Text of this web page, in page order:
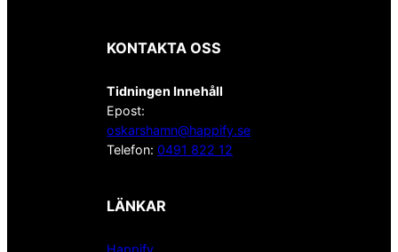
KONTAKTA OSS
Tidningen Innehåll
Epost:
oskarshamn@happify.se
Telefon: 0491 822 12
LÄNKAR